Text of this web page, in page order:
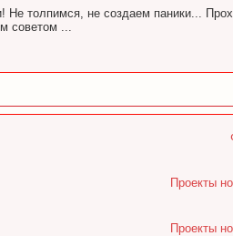
Не толпимся, не создаем паники...
советом ...
Проекты
Проекты